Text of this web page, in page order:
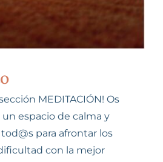
MEDITACIÓN! Os
espacio de calma y
para afrontar los
con la mejor